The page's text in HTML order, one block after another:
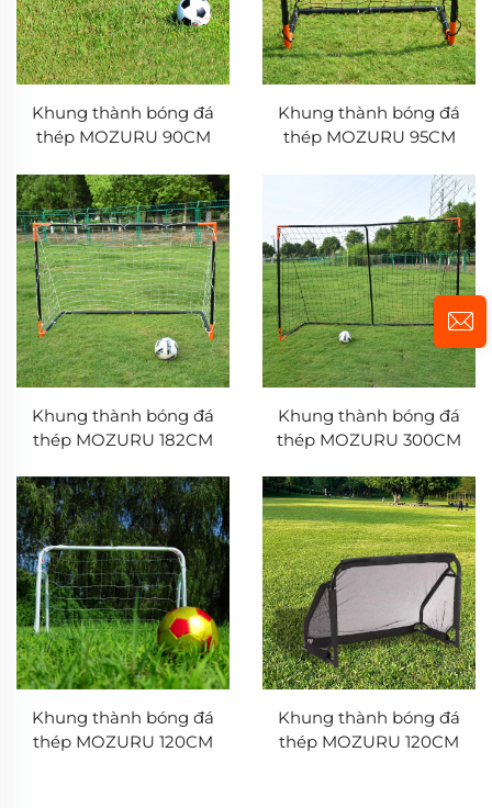
Khung thành bóng đá
thép MOZURU 90CM
Khung thành bóng đá
thép MOZURU 95CM
Khung thành bóng đá
thép MOZURU 182CM
Khung thành bóng đá
thép MOZURU 300CM
Khung thành bóng đá
thép MOZURU 120CM
Khung thành bóng đá
thép MOZURU 120CM